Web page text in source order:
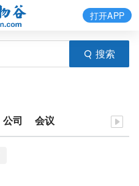
搜索
打开APP
公司 会议